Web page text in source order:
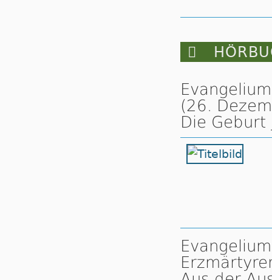

(26.
Die Geburt